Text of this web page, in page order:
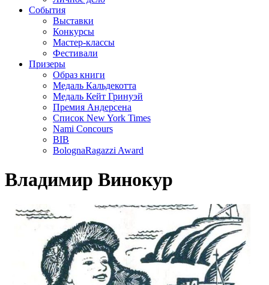
События
Выставки
Конкурсы
Мастер-классы
Фестивали
Призеры
Образ книги
Медаль Кальдекотта
Медаль Кейт Гринуэй
Премия Андерсена
Список New York Times
Nami Concours
BIB
BolognaRagazzi Award
Владимир Винокур